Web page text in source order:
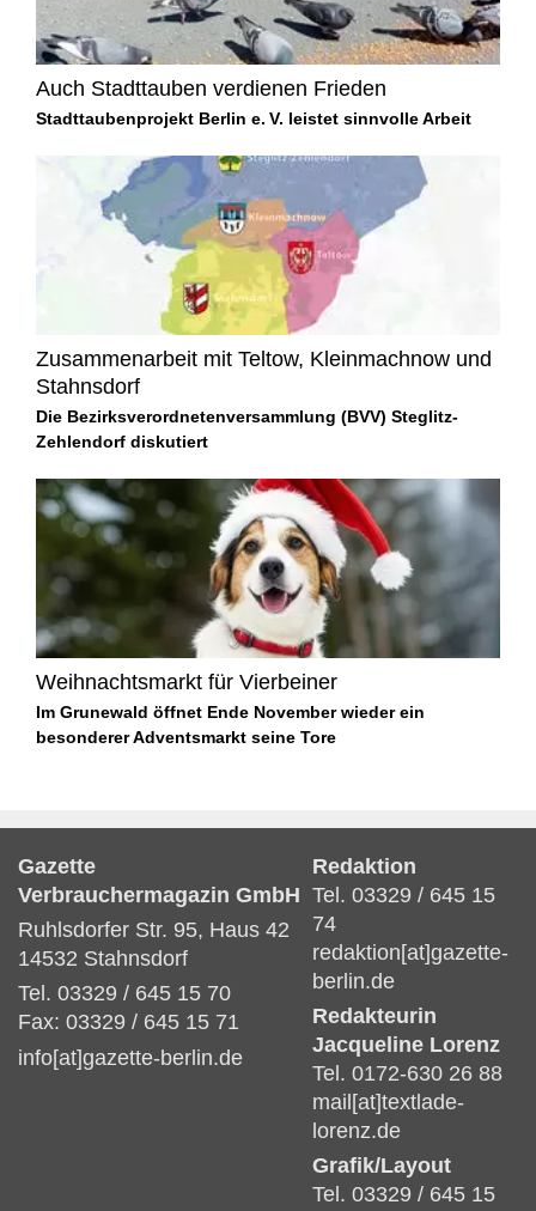
Auch Stadttauben verdienen Frieden
Stadttaubenprojekt Berlin e. V. leistet sinnvolle Arbeit
Zusammenarbeit mit Teltow, Kleinmachnow und
Stahnsdorf
Die Bezirksverordnetenversammlung (BVV) Steglitz-
Zehlendorf diskutiert
Weihnachtsmarkt für Vierbeiner
Im Grunewald öffnet Ende November wieder ein
besonderer Adventsmarkt seine Tore
Gazette
Verbrauchermagazin GmbH
Ruhlsdorfer Str. 95, Haus 42
14532 Stahnsdorf
Tel. 03329 / 645 15 70
Fax: 03329 / 645 15 71
info[at]gazette-berlin.de
Redaktion
Tel. 03329 / 645 15
74
redaktion[at]gazette-
berlin.de
Redakteurin
Jacqueline Lorenz
Tel. 0172-630 26 88
mail[at]textlade-
lorenz.de
Grafik/Layout
Tel. 03329 / 645 15